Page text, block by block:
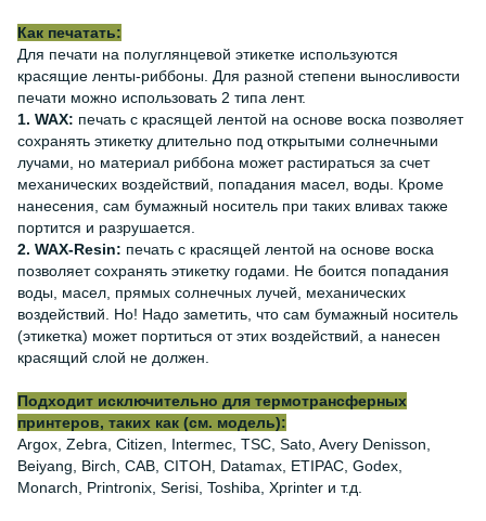
Как печатать:
Для печати на полуглянцевой этикетке используются
красящие ленты-риббоны. Для разной степени выносливости
печати можно использовать 2 типа лент.
1. WAX: печать с красящей лентой на основе воска позволяет
сохранять этикетку длительно под открытыми солнечными
лучами, но материал риббона может растираться за счет
механических воздействий, попадания масел, воды. Кроме
нанесения, сам бумажный носитель при таких вливах также
портится и разрушается.
2. WAX-Resin: печать с красящей лентой на основе воска
позволяет сохранять этикетку годами. Не боится попадания
воды, масел, прямых солнечных лучей, механических
воздействий. Но! Надо заметить, что сам бумажный носитель
(этикетка) может портиться от этих воздействий, а нанесен
красящий слой не должен.
Подходит исключительно для термотрансферных
принтеров, таких как (см. модель):
Argox, Zebra, Citizen, Intermec, TSC, Sato, Avery Denisson,
Beiyang, Birch, CAB, CITOH, Datamax, ETIPAC, Godex,
Monarch, Printronix, Serisi, Toshiba, Xprinter и т.д.